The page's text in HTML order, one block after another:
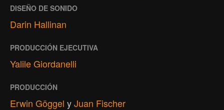
DISEÑO DE SONIDO
Darin Hallinan
PRODUCCIÓN EJECUTIVA
Yalile Giordanelli
PRODUCCIÓN
Erwin Göggel yJuan Fischer